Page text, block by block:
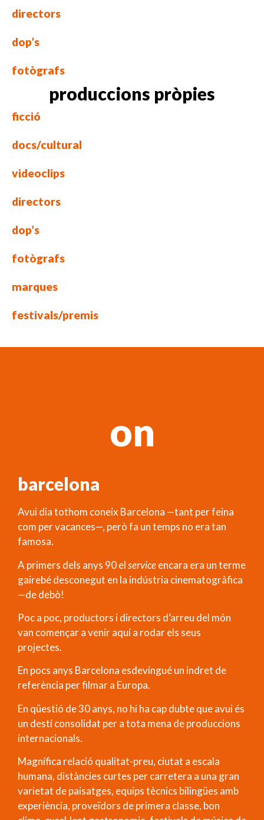
directors
dop’s
fotògrafs
produccions pròpies
ficció
docs/cultural
videoclips
directors
dop’s
fotògrafs
marques
festivals/premis
on
barcelona
Avui dia tothom coneix Barcelona —tant per feina
com per vacances—, però fa un temps no era tan
famosa.
A primers dels anys 90 elserviceencara era un terme
gairebé desconegut en la indústria cinematogràfica
—de debò!
Poc a poc, productors i directors d’arreu del món
van començar a venir aquí a rodar els seus
projectes.
En pocs anys Barcelona esdevingué un indret de
referència per filmar a Europa.
En qüestió de 30 anys, no hi ha cap dubte que avui és
un destí consolidat per a tota mena de produccions
internacionals.
Magnífica relació qualitat-preu, ciutat a escala
humana, distàncies curtes per carretera a una gran
varietat de paisatges, equips tècnics bilingües amb
experiència, proveïdors de primera classe, bon